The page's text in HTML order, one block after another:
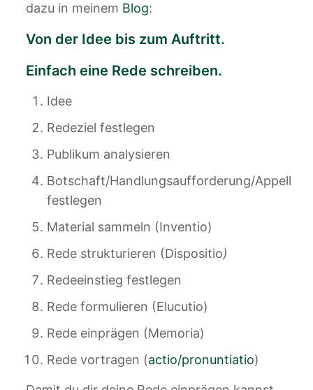
dazu in meinem Blog:
Von der Idee bis zum Auftritt.
Einfach eine Rede schreiben.
Idee
Redeziel festlegen
Publikum analysieren
Botschaft/Handlungsaufforderung/Appell
festlegen
Material sammeln (Inventio)
Rede strukturieren (Dispositio)
Redeeinstieg festlegen
Rede formulieren (Elucutio)
Rede einprägen (Memoria)
Rede vortragen (actio/pronuntiatio)